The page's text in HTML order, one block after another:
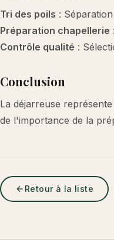
Tri des poils :
Préparation chapellerie
Contrôle qualité :
Conclusion
La déjarreuse
de l'importance de la
Retour à la liste